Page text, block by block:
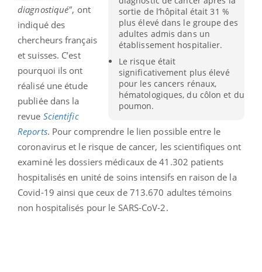
sortie de l’hôpital était 31 %
plus élevé dans le groupe des
adultes admis dans un
établissement hospitalier.
Le risque était
significativement plus élevé
pour les cancers rénaux,
hématologiques, du côlon et du
poumon.
diagnostiqué", ont
indiqué des
chercheurs français
et suisses. C’est
pourquoi ils ont
réalisé une étude
publiée dans la
revue Scientific
Reports. Pour comprendre le lien possible entre le
coronavirus et le risque de cancer, les scientifiques ont
examiné les dossiers médicaux de 41.302 patients
hospitalisés en unité de soins intensifs en raison de la
Covid-19 ainsi que ceux de 713.670 adultes témoins
non hospitalisés pour le SARS-CoV-2.